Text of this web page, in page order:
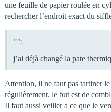
une feuille de papier roulée en
rechercher l’endroit exact du
"":
j’ai déjà changé la pate
Attention, il ne faut pas tartiner
régulièrement. le but est de
Il faut aussi veiller a ce que le